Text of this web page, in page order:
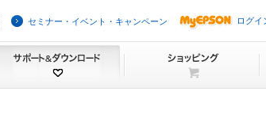
セミナー・イベント・キャンペーン ログイ